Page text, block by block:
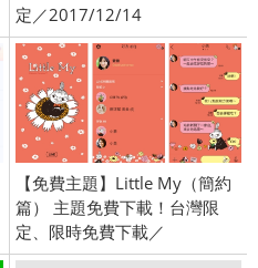
定／2017/12/14
【免費主題】Little My（簡約
篇） 主題免費下載！台灣限
定、限時免費下載／
2020/02/10